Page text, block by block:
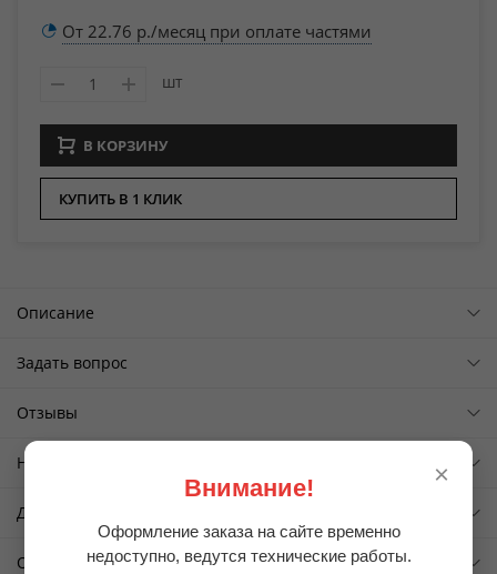
От 22.76 р./месяц при оплате частями
шт
В КОРЗИНУ
КУПИТЬ В 1 КЛИК
Описание
Задать вопрос
Отзывы
НАЛИЧИЕ НА НАЧАЛО ДНЯ
Доставка
Оплата
×
Внимание!
Оформление заказа на сайте временно
недоступно, ведутся технические работы.